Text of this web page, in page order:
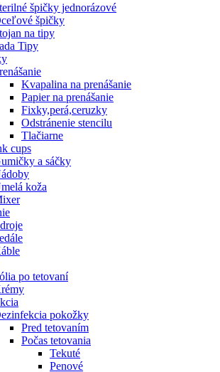
špičky jednorázové
špičky
na tipy
Tipy
Kvapalina na prenášanie
Papier na prenášanie
Fixky,perá,ceruzky
Odstránenie stencilu
Tlačiarne
cups
a sáčky
koža
po tetovaní
pokožky
Pred tetovaním
Počas tetovania
Tekuté
Penové